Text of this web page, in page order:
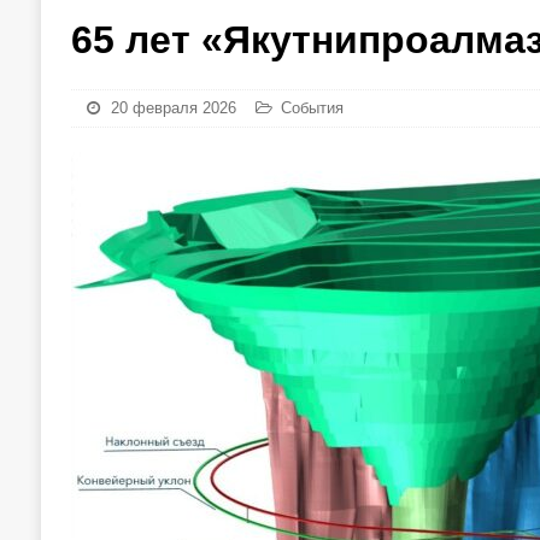
65 лет
20 февраля 2026 События